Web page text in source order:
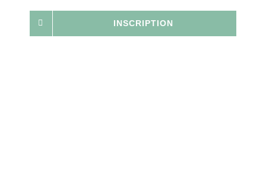
INSCRIPTION